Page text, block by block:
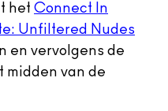
het Connect In
Unfiltered Nudes
en vervolgens de
midden van de